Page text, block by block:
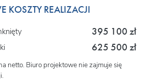
KOSZTY REALIZACJI
395 100 zł
625 500 zł
netto. Biuro projektowe nie zajmuje się